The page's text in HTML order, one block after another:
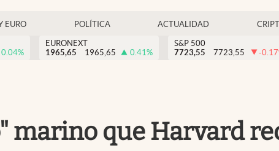
EURO POLÍTICA ACTUALIDAD
0.04%
EURONEXT
1965,65
1965,65 0.41%
S&P 500
7723,55
7723,55 -0.17
marino que Harvard